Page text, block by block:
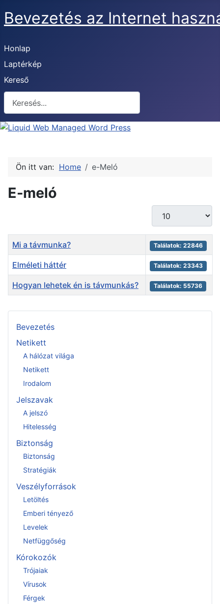
Bevezetés az Internet
Honlap
Laptérkép
Kereső
Ön itt van: Home e-Meló
E-meló
Tételek #
Cím Találatok
Mi a távmunka? Találatok: 22846
Elméleti háttér Találatok: 23343
Hogyan lehetek én is távmunkás? Találatok: 55736
Bevezetés
Netikett
A hálózat világa
Netikett
Irodalom
Jelszavak
A jelszó
Hitelesség
Biztonság
Biztonság
Stratégiák
Veszélyforrások
Letöltés
Emberi tényező
Levelek
Netfüggőség
Kórokozók
Trójaiak
Vírusok
Férgek